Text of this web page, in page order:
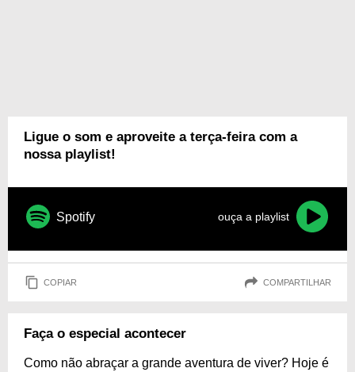
Ligue o som e aproveite a terça-feira com a
nossa playlist!
Spotify ouça a playlist
COPIAR COMPARTILHAR
Faça o especial acontecer
Como não abraçar a grande aventura de viver? Hoje é